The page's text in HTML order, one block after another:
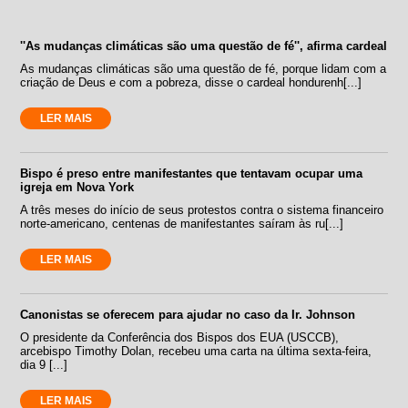
''As mudanças climáticas são uma questão de fé'', afirma cardeal
As mudanças climáticas são uma questão de fé, porque lidam com a
criação de Deus e com a pobreza, disse o cardeal hondurenh[...]
LER MAIS
Bispo é preso entre manifestantes que tentavam ocupar uma
igreja em Nova York
A três meses do início de seus protestos contra o sistema financeiro
norte-americano, centenas de manifestantes saíram às ru[...]
LER MAIS
Canonistas se oferecem para ajudar no caso da Ir. Johnson
O presidente da Conferência dos Bispos dos EUA (USCCB),
arcebispo Timothy Dolan, recebeu uma carta na última sexta-feira,
dia 9 [...]
LER MAIS